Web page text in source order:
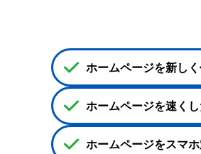
ホームページを新しく
ホームページを速くし
ホームページをスマ